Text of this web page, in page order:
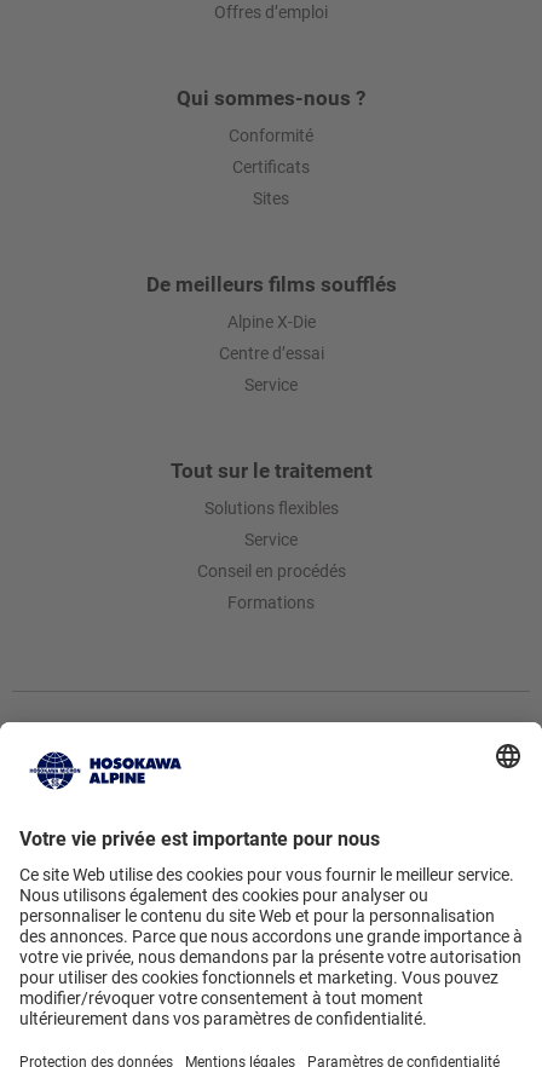
Offres d’emploi
Qui sommes-nous ?
Conformité
Certificats
Sites
De meilleurs films soufflés
Alpine X-Die
Centre d’essai
Service
Tout sur le traitement
Solutions flexibles
Service
Conseil en procédés
Formations
Hosokawa Alpine AG
Peter-Doerfler-Str. 13 – 25 • 86199
Augsburg • Germany
Vers le formulaire de contact• +49
821 5906-0